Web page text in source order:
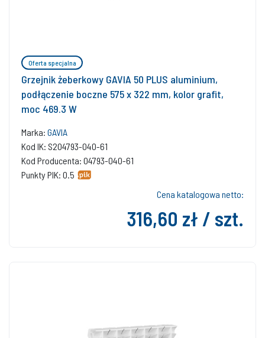
Oferta specjalna
Grzejnik żeberkowy GAVIA 50 PLUS aluminium,
podłączenie boczne 575 x 322 mm, kolor grafit,
moc 469.3 W
Marka: GAVIA
Kod IK: S204793-040-61
Kod Producenta: 04793-040-61
Punkty PIK: 0.5
Cena katalogowa netto:
316,60 zł / szt.